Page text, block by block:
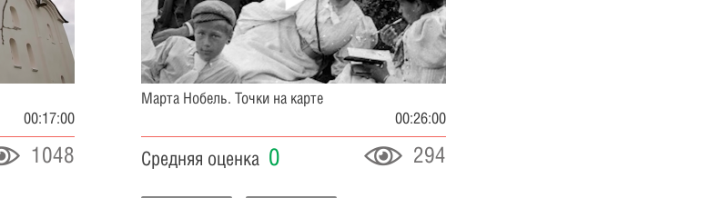
00:17:00
1048
Марта Нобель. Точки на карте
00:26:00
Средняя оценка 0 294